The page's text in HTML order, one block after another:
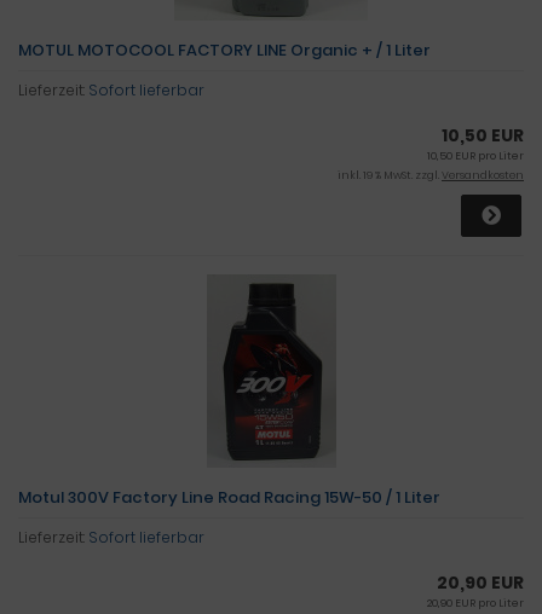
MOTUL MOTOCOOL FACTORY LINE Organic + / 1 Liter
Lieferzeit: Sofort lieferbar
10,50 EUR
10,50 EUR pro Liter
inkl. 19 % MwSt. zzgl.Versandkosten
Motul 300V Factory Line Road Racing 15W-50 / 1 Liter
Lieferzeit: Sofort lieferbar
20,90 EUR
20,90 EUR pro Liter